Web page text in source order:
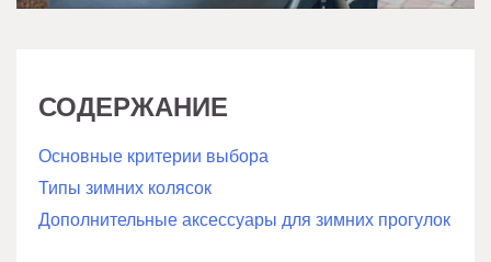
СОДЕРЖАНИЕ
Основные критерии выбора
Типы зимних колясок
Дополнительные аксессуары для зимних прогулок